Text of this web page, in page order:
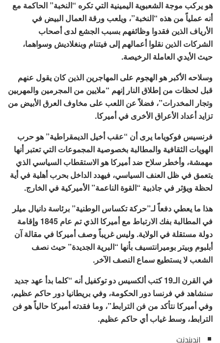
هو يركب موجة الشعبوية اليمينية التي تكره “النخبة” الحاكمة مع
أنه عملياً من هذه “النخبة”، ويلعب ورقة العمال البيض في
الأرياف الذين فقدوا وظائفهم بسبب الجشع لدى أصحاب
الشركات الذين نقلوا أعمالهم إلى فيتنام وبنغلاديش وسواهما،
حيث الأيدي العاملة الرخيصة.
وسلاحه الأكبر هو الهجوم على المهاجرين الذين كان يقول عنهم
قبل لحظات من إطلاق النار إنهم “ملايين من المجرمين والمهربين
وتجار المخدرات”، فضلاً عن اللعب على مخاوف العرق الأبيض من
تزايد أعداد الأعراق الأخرى في أميركا.
فرنسيس فوكوياما يرى أن “عقب أخيل الديمقراطية” هو حرب
الهويات الثقافية والمطالبة بخصوصية المجموعات التي تعتبر أنها
مهمشة، وأخطر سلاح ضد أميركا هو الاستقطاب السياسي الذي
يتعمق في ظل العنف السياسي، فيهدد الداخل بحرب أهلية في أية
لحظة ويؤثر في جاذبية “القوة الناعمة” الأميركية في الخارج.
هذا ما يعطي دفعاً لـ”حركة تكساس الوطنية” برئاسة دانيال ميلر
في المطالبة بفك الارتباط مع أميركا الذي تم عام 1845 وإقامة
دولة مستقلة في الولاية. وليس غريباً وصف أميركا في مقالة آن
أبلبوم وبيتر بوميرانتسيف بأنها “البرية الجديدة” حيث نصف
الشعب لا يستطيع سماع النصف الآخر.
في القرن الـ19 كتب ألكسيس دو توكفيل أنه “كلما بدأ عهد جديد
سنشاهد في فرنسا دور الحكومة، وفي بريطانيا دور حاكم عظيم،
وفي أميركا نتأكد من فن الترابط”، وما فقدته أميركا حالياً هو فن
الترابط، وسط غياب أي حاكم عظيم.
إندبندنت